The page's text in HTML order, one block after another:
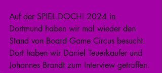
Auf der SPIEL DOCH! 2024 in
Dortmund haben wir mal wieder den
Stand von Board Game Circus besucht.
Dort haben wir Daniel Teuerkaufer und
Johannes Brandt zum Interview getroffen.